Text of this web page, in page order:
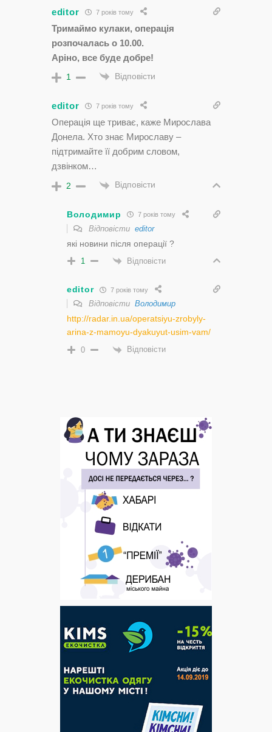
editor 7 років тому
Тримаймо кулаки, операція
розпочалась о 10.00.
Аріно, все буде добре!
1 Відповісти
editor 7 років тому
Операція ще триває, каже Мирослава
Донела. Хто знає Мирославу –
підтримайте її добрим словом,
дзвінком…
2 Відповісти
Володимир 7 років тому
Відповісти editor
які новини після операції ?
1 Відповісти
editor 7 років тому
Відповісти Володимир
http://radar.in.ua/operatsiyu-zrobyly-
arina-z-mamoyu-dyakuyut-usim-vam/
0 Відповісти